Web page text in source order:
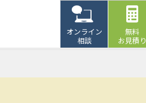
オンライン
相談
無料
お見積り